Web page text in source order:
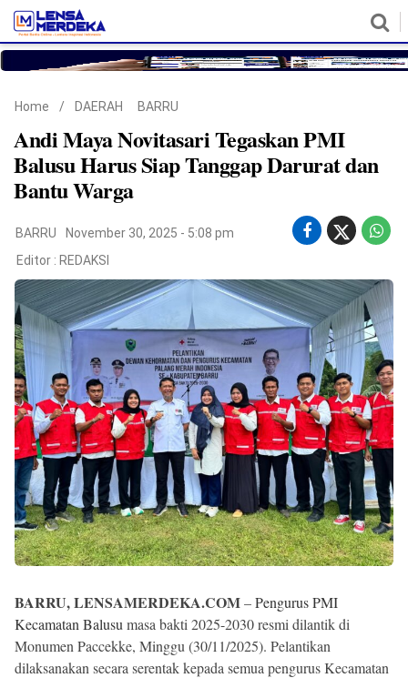
©
Copyright
2026
Lensa
Merdeka
Home / DAERAH BARRU
Andi Maya Novitasari Tegaskan PMI
Balusu Harus Siap Tanggap Darurat dan
Bantu Warga
BARRU
November 30, 2025 - 5:08 pm
Editor : REDAKSI
BARRU, LENSAMERDEKA.COM–Pengurus PMI
Kecamatan Balusu masa bakti 2025-2030 resmi dilantik di
Monumen Paccekke, Minggu (30/11/2025). Pelantikan
dilaksanakan secara serentak kepada semua pengurus Kecamatan